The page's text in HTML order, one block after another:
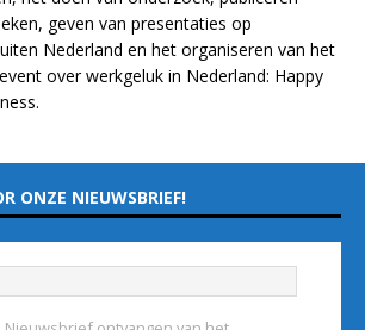
, geven van presentaties op
Nederland en het organiseren van het
over werkgeluk in Nederland: Happy
.
ONZE NIEUWSBRIEF!